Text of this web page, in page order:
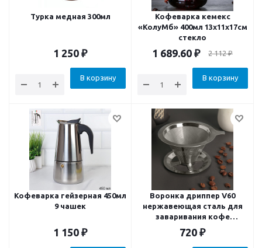
Турка медная 300мл
1 250 ₽
В корзину
Кофеварка кемекс
«КолуМб» 400мл 13х11х17см
стекло
1 689.60 ₽ 2 112₽
В корзину
Кофеварка гейзерная 450мл
9 чашек
1 150 ₽
Воронка дриппер V60
нержавеющая сталь для
заваривания кофе
«Пуровер» 10х6см
720 ₽